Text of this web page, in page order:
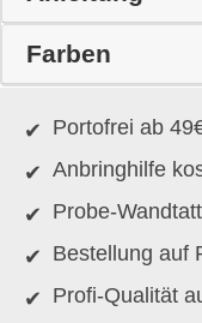
Farben
Portofrei ab
Anbringhilfe
Probe-
Bestellung auf
Profi-Qualität